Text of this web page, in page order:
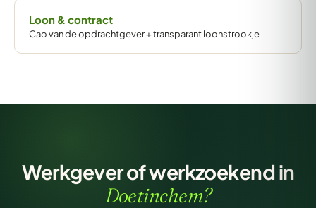
Loon & contract
Cao van de opdrachtgever + transparant loonstrookje
Werkgever of werkzoekend in
Doetinchem?